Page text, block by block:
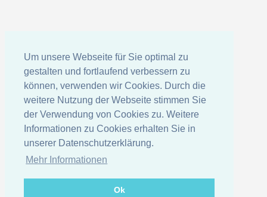
Um unsere Webseite für Sie optimal zu
gestalten und fortlaufend verbessern zu
können, verwenden wir Cookies. Durch die
weitere Nutzung der Webseite stimmen Sie
der Verwendung von Cookies zu. Weitere
Informationen zu Cookies erhalten Sie in
unserer Datenschutzerklärung.
Mehr Informationen
Ok